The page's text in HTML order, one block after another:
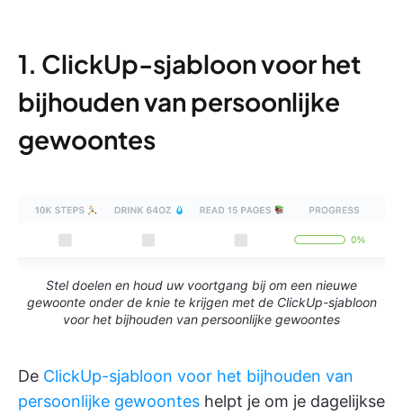
1. ClickUp-sjabloon voor het
bijhouden van persoonlijke
gewoontes
Stel doelen en houd uw voortgang bij om een nieuwe
gewoonte onder de knie te krijgen met de ClickUp-sjabloon
voor het bijhouden van persoonlijke gewoontes
De ClickUp-sjabloon voor het bijhouden van
persoonlijke gewoontes helpt je om je dagelijkse